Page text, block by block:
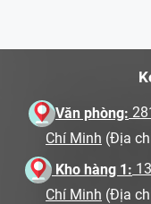
Văn phòng:
Chí Minh (Địa
Kho hàng 1:
Chí Minh (Địa